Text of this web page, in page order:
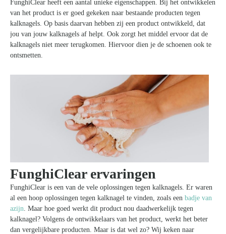
FunghiClear heeft een aantal unieke eigenschappen. Bij het ontwikkelen
van het product is er goed gekeken naar bestaande producten tegen
kalknagels. Op basis daarvan hebben zij een product ontwikkeld, dat
jou van jouw kalknagels af helpt. Ook zorgt het middel ervoor dat de
kalknagels niet meer terugkomen. Hiervoor dien je de schoenen ook te
ontsmetten.
FunghiClear ervaringen
FunghiClear is een van de vele oplossingen tegen kalknagels. Er waren
al een hoop oplossingen tegen kalknagel te vinden, zoals een badje van
azijn . Maar hoe goed werkt dit product nou daadwerkelijk tegen
kalknagel? Volgens de ontwikkelaars van het product, werkt het beter
dan vergelijkbare producten. Maar is dat wel zo? Wij keken naar